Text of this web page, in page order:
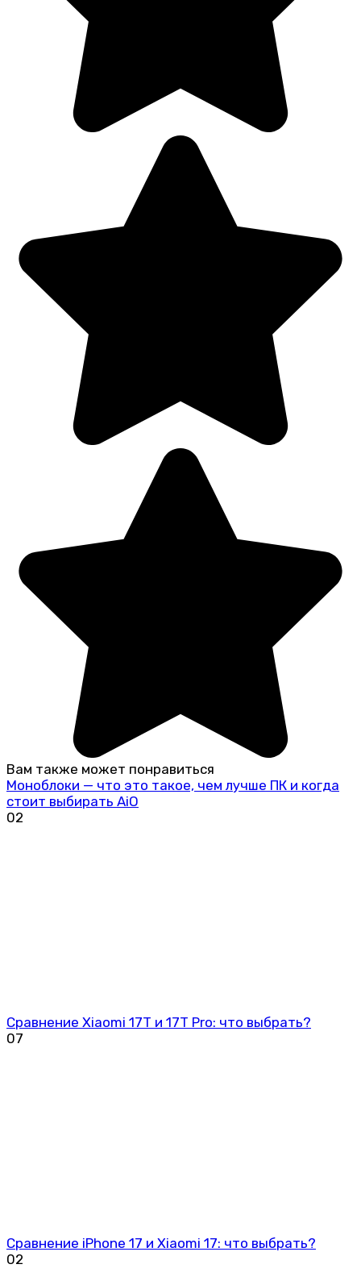
Вам также может понравиться
Моноблоки — что это такое, чем лучше ПК и когда
стоит выбирать AiO
02
Сравнение Xiaomi 17T и 17T Pro: что выбрать?
07
Сравнение iPhone 17 и Xiaomi 17: что выбрать?
02